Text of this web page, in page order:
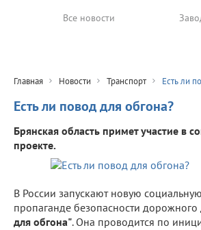
Все новости
Главная Новости Транспорт Есть ли
Есть ли повод для обгона?
Брянская область примет участие в
проекте.
В России запускают новую
пропаганде безопасности
для обгона". Она проводится по